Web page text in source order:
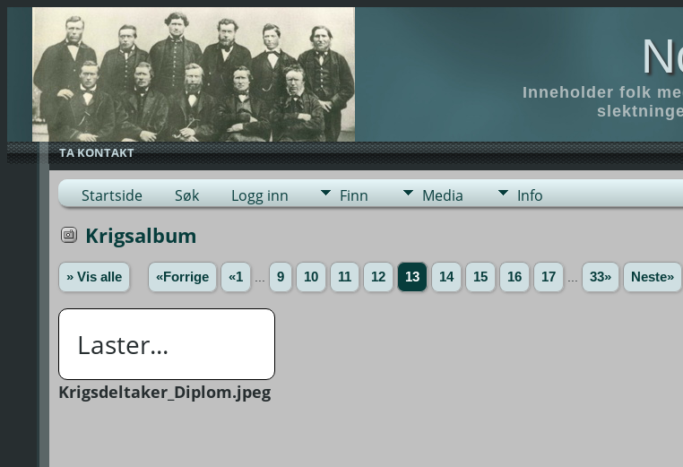
Inneholder folk
TA KONTAKT
Startside Søk Logg inn Finn Media Info
Krigsalbum
» Vis alle «Forrige «1 9 10 11 12 13 14 15 16 17 33» Neste»
Laster...
Krigsdeltaker_Diplom.jpeg